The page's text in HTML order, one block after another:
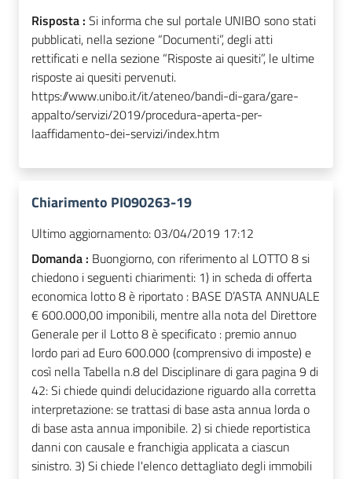
Risposta : Si informa che sul portale UNIBO sono stati
pubblicati, nella sezione “Documenti”, degli atti
rettificati e nella sezione “Risposte ai quesiti”, le ultime
risposte ai quesiti pervenuti.
https://www.unibo.it/it/ateneo/bandi-di-gara/gare-
appalto/servizi/2019/procedura-aperta-per-
laaffidamento-dei-servizi/index.htm
Chiarimento PI090263-19
Ultimo aggiornamento:03/04/2019 17:12
Domanda : Buongiorno, con riferimento al LOTTO 8 si
chiedono i seguenti chiarimenti: 1) in scheda di offerta
economica lotto 8 è riportato : BASE D’ASTA ANNUALE
€ 600.000,00 imponibili, mentre alla nota del Direttore
Generale per il Lotto 8 è specificato : premio annuo
lordo pari ad Euro 600.000 (comprensivo di imposte) e
così nella Tabella n.8 del Disciplinare di gara pagina 9 di
42: Si chiede quindi delucidazione riguardo alla corretta
interpretazione: se trattasi di base asta annua lorda o
di base asta annua imponibile. 2) si chiede reportistica
danni con causale e franchigia applicata a ciascun
sinistro. 3) Si chiede l'elenco dettagliato degli immobili